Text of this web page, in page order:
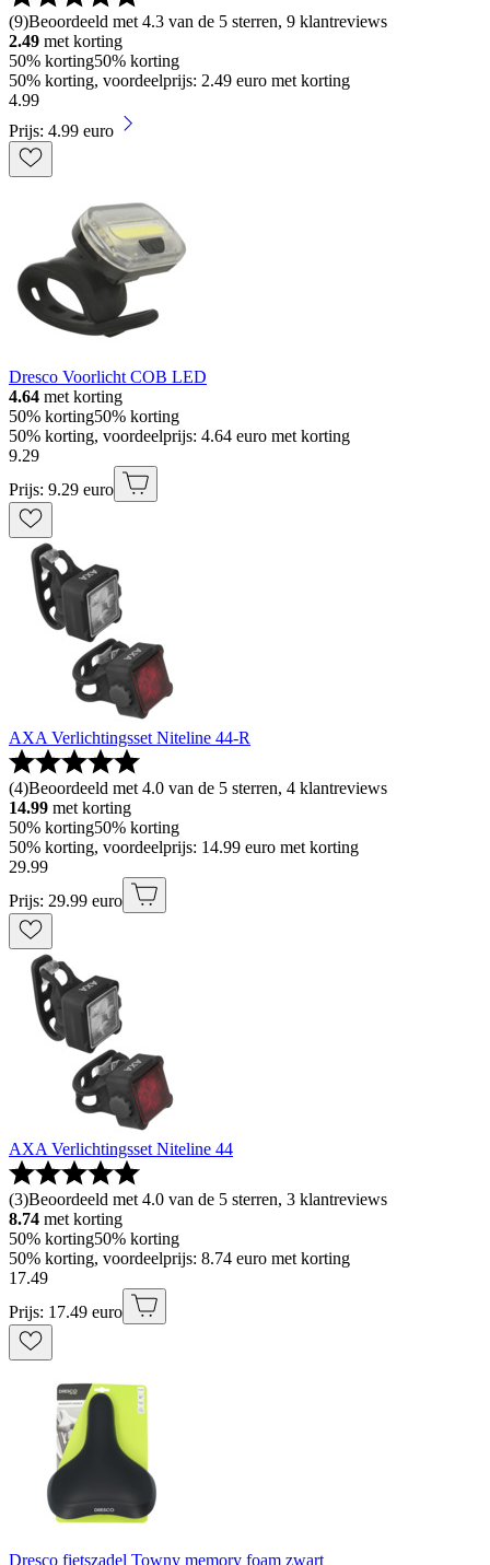
(9)Beoordeeld met 4.3 van de 5 sterren, 9 klantreviews
2.49 met korting
50% korting50% korting
50% korting, voordeelprijs: 2.49 euro met korting
4.99
Prijs: 4.99 euro
Dresco Voorlicht COB LED
4.64 met korting
50% korting50% korting
50% korting, voordeelprijs: 4.64 euro met korting
9.29
Prijs: 9.29 euro
AXA Verlichtingsset Niteline 44-R
(4)Beoordeeld met 4.0 van de 5 sterren, 4 klantreviews
14.99 met korting
50% korting50% korting
50% korting, voordeelprijs: 14.99 euro met korting
29.99
Prijs: 29.99 euro
AXA Verlichtingsset Niteline 44
(3)Beoordeeld met 4.0 van de 5 sterren, 3 klantreviews
8.74 met korting
50% korting50% korting
50% korting, voordeelprijs: 8.74 euro met korting
17.49
Prijs: 17.49 euro
Dresco fietszadel Towny memory foam zwart